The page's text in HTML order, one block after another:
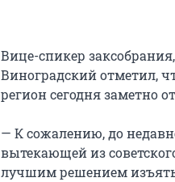
Вице-спикер
Виноградский отметил,
регион сегодня заметно
— К сожалению, до
вытекающей из
лучшим решением изъять